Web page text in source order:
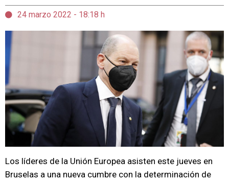
24 marzo 2022 - 18:18 h
Los líderes de la Unión Europea asisten este jueves en
Bruselas a una nueva cumbre con la determinación de